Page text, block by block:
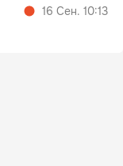
16 Сен. 10:13